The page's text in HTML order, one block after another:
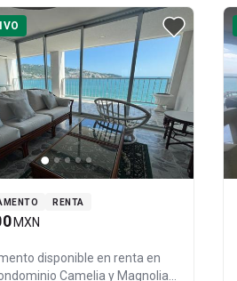
RENTA
MXN
disponible en renta en
Camelia y Magnolia